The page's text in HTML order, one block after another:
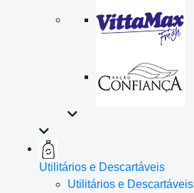
Utilitários e Descartáveis
Utilitários e Descartáveis